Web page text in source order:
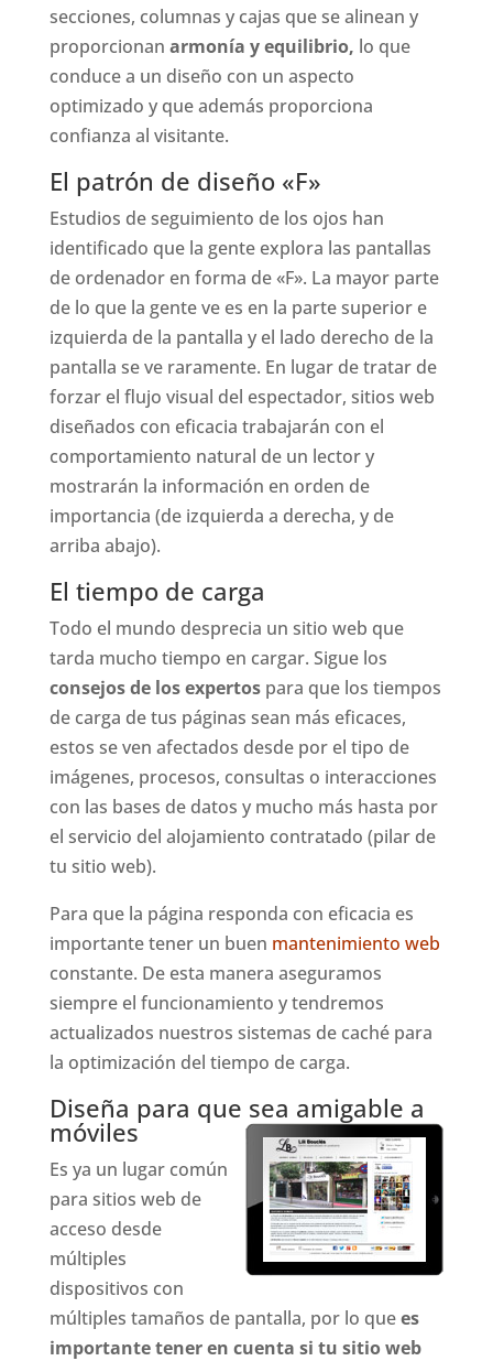
secciones, columnas y cajas que se alinean y
proporcionan armonía y equilibrio, lo que
conduce a un diseño con un aspecto
optimizado y que además proporciona
confianza al visitante.
El patrón de diseño «F»
Estudios de seguimiento de los ojos han
identificado que la gente explora las pantallas
de ordenador en forma de «F». La mayor parte
de lo que la gente ve es en la parte superior e
izquierda de la pantalla y el lado derecho de la
pantalla se ve raramente. En lugar de tratar de
forzar el flujo visual del espectador, sitios web
diseñados con eficacia trabajarán con el
comportamiento natural de un lector y
mostrarán la información en orden de
importancia (de izquierda a derecha, y de
arriba abajo).
El tiempo de carga
Todo el mundo desprecia un sitio web que
tarda mucho tiempo en cargar. Sigue los
consejos de los expertospara que los tiempos
de carga de tus páginas sean más eficaces,
estos se ven afectados desde por el tipo de
imágenes, procesos, consultas o interacciones
con las bases de datos y mucho más hasta por
el servicio del alojamiento contratado (pilar de
tu sitio web).
Para que la página responda con eficacia es
importante tener un buen mantenimiento web
constante. De esta manera aseguramos
siempre el funcionamiento y tendremos
actualizados nuestros sistemas de caché para
la optimización del tiempo de carga.
Diseña para que sea amigable a
móviles
Es ya un lugar común
para sitios web de
acceso desde
múltiples
dispositivos con
múltiples tamaños de pantalla, por lo quees
importante tener en cuenta si tu sitio web